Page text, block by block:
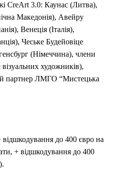
CreArt 3.0: Каунас (Литва),
Македонія), Авейру
Венеція (Італія),
Чеське Будейовіце
(Німеччина), члени
художників),
партнер ЛМГО “Мистецька
до 400 євро на
+ відшкодування до 400